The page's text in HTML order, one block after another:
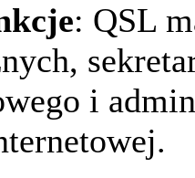
: QSL
i